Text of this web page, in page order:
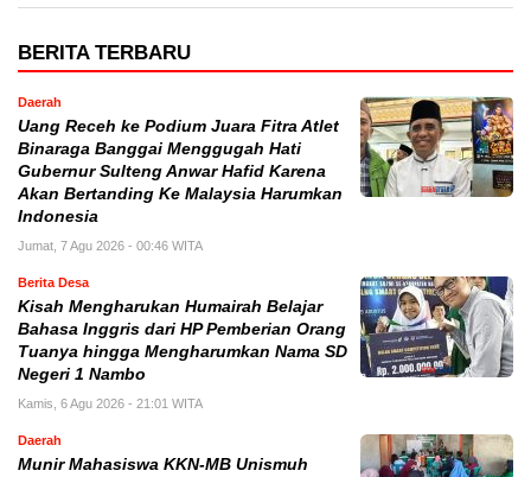
BERITA TERBARU
Daerah
Uang Receh ke Podium Juara Fitra Atlet
Binaraga Banggai Menggugah Hati
Gubernur Sulteng Anwar Hafid Karena
Akan Bertanding Ke Malaysia Harumkan
Indonesia
Jumat, 7 Agu 2026 - 00:46 WITA
Berita Desa
Kisah Mengharukan Humairah Belajar
Bahasa Inggris dari HP Pemberian Orang
Tuanya hingga Mengharumkan Nama SD
Negeri 1 Nambo
Kamis, 6 Agu 2026 - 21:01 WITA
Daerah
Munir Mahasiswa KKN-MB Unismuh